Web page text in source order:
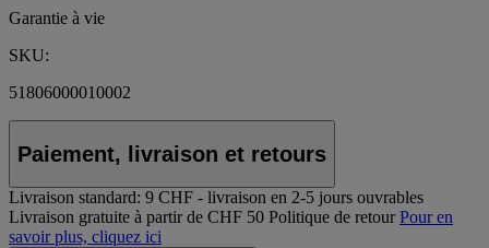
Garantie à vie
SKU:
51806000010002
Paiement, livraison et retours
Livraison standard: 9 CHF - livraison en 2-5 jours ouvrables
Livraison gratuite à partir de CHF 50 Politique de retour Pour en
savoir plus, cliquez ici